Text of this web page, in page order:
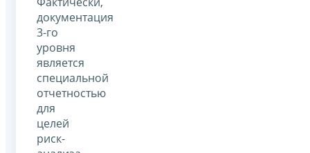
документация
3-го
уровня
является
специальной
отчетностью
для
целей
риск-